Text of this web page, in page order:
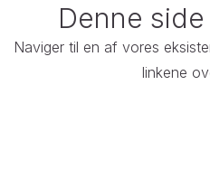
Denne
Naviger til en af vores
linkene